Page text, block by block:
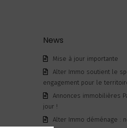
News
Mise à jour importante
Alter Immo soutient le
engagement pour le
Annonces immobilières
jour !
Alter Immo déménage :